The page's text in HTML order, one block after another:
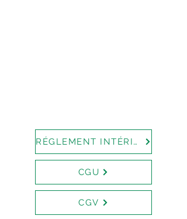
RÉGLEMENT INTÉRIEUR
CGU
CGV